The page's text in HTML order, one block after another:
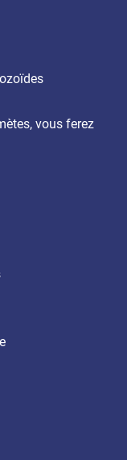
vous ferez